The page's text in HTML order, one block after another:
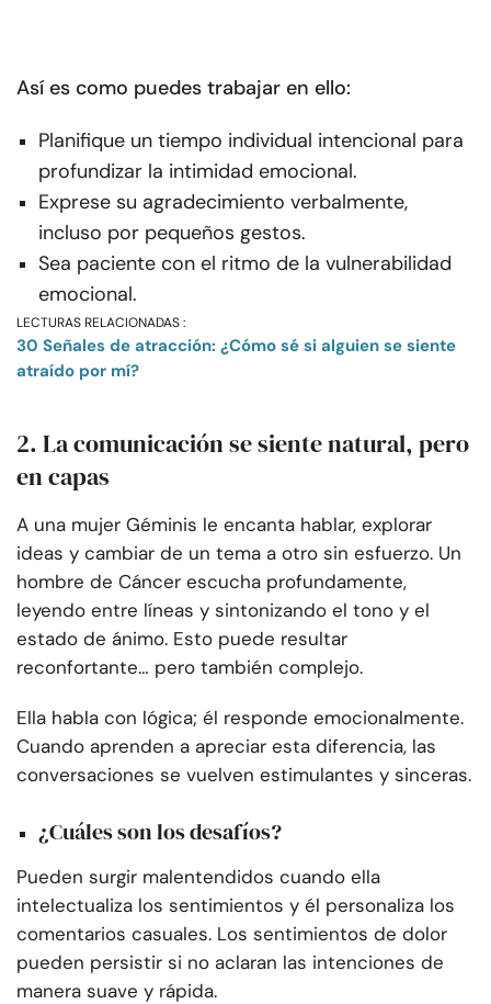
Así es como puedes trabajar en ello:
Planifique un tiempo individual intencional para
profundizar la intimidad emocional.
Exprese su agradecimiento verbalmente,
incluso por pequeños gestos.
Sea paciente con el ritmo de la vulnerabilidad
emocional.
LECTURAS RELACIONADAS :
30 Señales de atracción: ¿Cómo sé si alguien se siente
atraído por mí?
2. La comunicación se siente natural, pero
en capas
A una mujer Géminis le encanta hablar, explorar
ideas y cambiar de un tema a otro sin esfuerzo. Un
hombre de Cáncer escucha profundamente,
leyendo entre líneas y sintonizando el tono y el
estado de ánimo. Esto puede resultar
reconfortante… pero también complejo.
Ella habla con lógica; él responde emocionalmente.
Cuando aprenden a apreciar esta diferencia, las
conversaciones se vuelven estimulantes y sinceras.
¿Cuáles son los desafíos?
Pueden surgir malentendidos cuando ella
intelectualiza los sentimientos y él personaliza los
comentarios casuales. Los sentimientos de dolor
pueden persistir si no aclaran las intenciones de
manera suave y rápida.